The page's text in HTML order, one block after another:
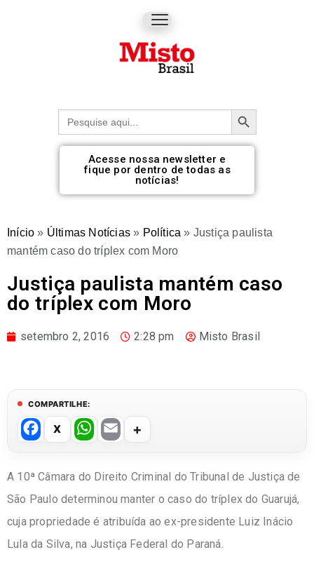
Procurar: Botão de pesquisa
Acesse nossa newsletter e
fique por dentro de todas as
notícias!
Início » Últimas Notícias » Política » Justiça paulista
mantém caso do tríplex com Moro
Justiça paulista mantém caso
do tríplex com Moro
setembro 2, 2016 2:28 pm Misto Brasil
COMPARTILHE:
F
a
c
e
b
o
W
h
at
s
A
p
E
ail
A 10ª Câmara do Direito Criminal do Tribunal de Justiça de
São Paulo determinou manter o caso do tríplex do Guarujá,
cuja propriedade é atribuída ao ex-presidente Luiz Inácio
Lula da Silva, na Justiça Federal do Paraná.